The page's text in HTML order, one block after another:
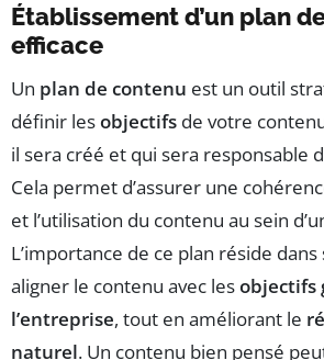
Établissement d’un plan
efficace
Un plan de contenu est un outil
définir lesobjectifs de votre
il sera créé et qui sera responsable
Cela permet d’assurer une
et l’utilisation du contenu au sein
L’importance de ce plan réside dans
aligner le contenu avec lesobjectifs
l’entreprise, tout en améliorant le
naturel. Un contenu bien pensé